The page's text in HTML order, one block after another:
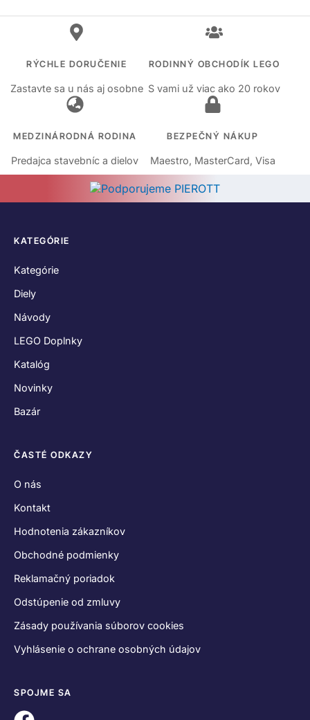
RÝCHLE DORUČENIE
Zastavte sa u nás aj osobne
RODINNÝ OBCHODÍK LEGO
S vami už viac ako 20 rokov
MEDZINÁRODNÁ RODINA
Predajca stavebníc a dielov
BEZPEČNÝ NÁKUP
Maestro, MasterCard, Visa
KATEGÓRIE
Kategórie
Diely
Návody
LEGO Doplnky
Katalóg
Novinky
Bazár
ČASTÉ ODKAZY
O nás
Kontakt
Hodnotenia zákazníkov
Obchodné podmienky
Reklamačný poriadok
Odstúpenie od zmluvy
Zásady používania súborov cookies
Vyhlásenie o ochrane osobných údajov
SPOJME SA